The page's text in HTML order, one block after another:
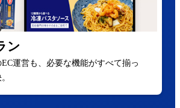
ン
運営も、必要な機能がすべて揃っ